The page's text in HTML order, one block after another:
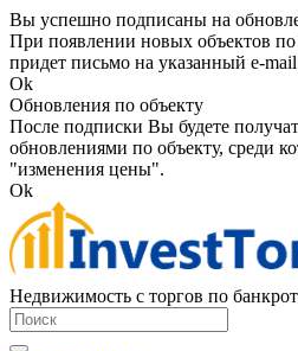
Вы успешно подписаны на
При появлении новых объектов
придет письмо на указанный e-mail
Ok
Обновления по объекту
После подписки Вы будете
обновлениями по объекту, среди
"изменения цены".
Ok
Недвижимость с торгов по